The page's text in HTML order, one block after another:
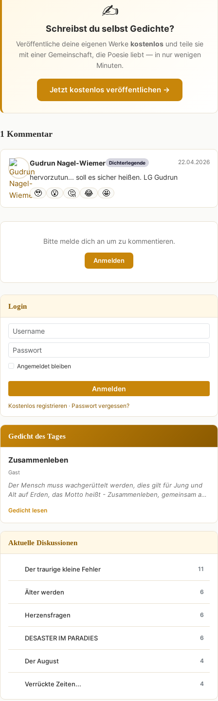
✍️
Schreibst du selbst Gedichte?
Veröffentliche deine eigenen Werke kostenlos und teile sie
mit einer Gemeinschaft, die Poesie liebt — in nur wenigen
Minuten.
Jetzt kostenlos veröffentlichen →
1 Kommentar
Gudrun Nagel-Wiemer Dichterlegende 22.04.2026
hervorzutun... soll es sicher heißen. LG Gudrun
🥹 😮 🤔 😂 🤩
Bitte melde dich an um zu kommentieren.
Anmelden
Login
Angemeldet bleiben
Anmelden
Kostenlos registrieren · Passwort vergessen?
Gedicht des Tages
Zusammenleben
Gast
Der Mensch muss wachgerüttelt werden, dies gilt für Jung und
Alt auf Erden, das Motto heißt - Zusammenleben, gemeinsam a…
Gedicht lesen
Aktuelle Diskussionen
Der traurige kleine Fehler 11
Älter werden 6
Herzensfragen 6
DESASTER IM PARADIES 6
Der August 4
Verrückte Zeiten... 4